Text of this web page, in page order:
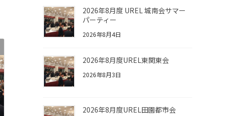
2026年8月度 UREL 城南会サマー
パーティー
2026年8月4日
2026年8月度UREL東関東会
2026年8月3日
2026年8月度UREL田園都市会